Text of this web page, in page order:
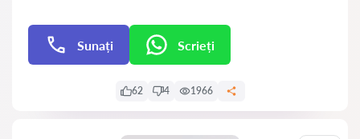
Sunați Scrieți
62 4 1966